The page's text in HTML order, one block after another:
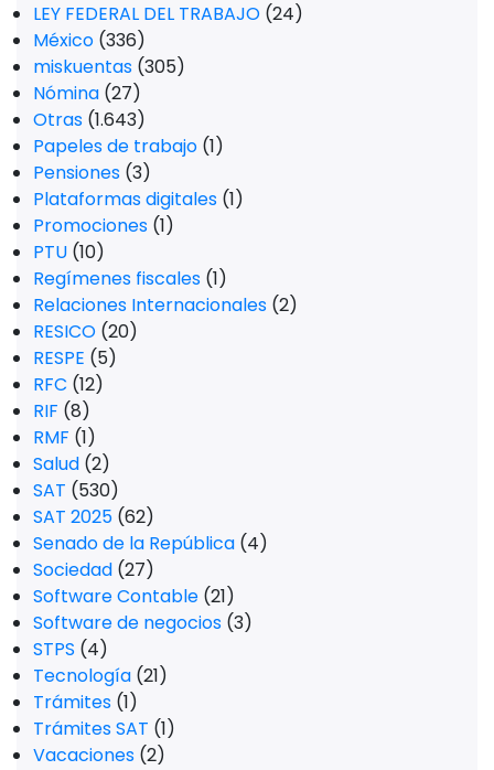
LEY FEDERAL DEL TRABAJO (24)
México (336)
miskuentas (305)
Nómina (27)
Otras (1.643)
Papeles de trabajo (1)
Pensiones (3)
Plataformas digitales (1)
Promociones (1)
PTU (10)
Regímenes fiscales (1)
Relaciones Internacionales (2)
RESICO (20)
RESPE (5)
RFC (12)
RIF (8)
RMF (1)
Salud (2)
SAT (530)
SAT 2025 (62)
Senado de la República (4)
Sociedad (27)
Software Contable (21)
Software de negocios (3)
STPS (4)
Tecnología (21)
Trámites (1)
Trámites SAT (1)
Vacaciones (2)